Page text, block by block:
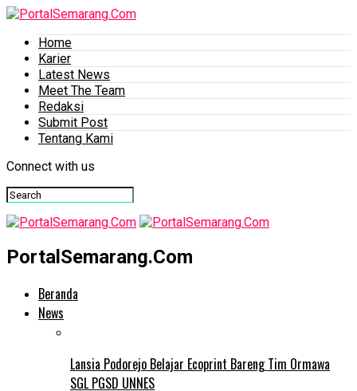
Home
Karier
Latest News
Meet The Team
Redaksi
Submit Post
Tentang Kami
Connect with us
PortalSemarang.Com
Beranda
News
Lansia Podorejo Belajar Ecoprint Bareng Tim Ormawa
SGL PGSD UNNES